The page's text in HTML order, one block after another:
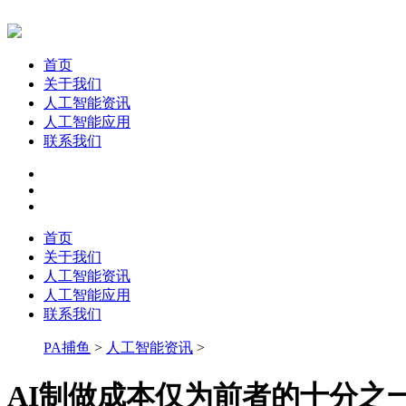
首页
关于我们
人工智能资讯
人工智能应用
联系我们
首页
关于我们
人工智能资讯
人工智能应用
联系我们
PA捕鱼 > 人工智能资讯 >
AI制做成本仅为前者的十分之